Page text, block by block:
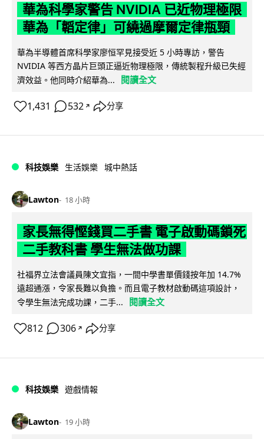
華為科學家警告 NVIDIA 已近物理極限
華為「韜定律」可繞過摩爾定律瓶頸
華為半導體首席科學家廖恒罕見接受近 5 小時專訪，警告
NVIDIA 等西方晶片巨頭正逼近物理極限，傳統製程升級已失經
濟效益。他同時介紹華為...
閱讀全文
1,431 532 ↗ 分享
科技娛樂 生活娛樂 城中熱話
Lawton 18 小時
家長無得慳錢買二手書 電子啟動碼鎖死
二手教科書 學生無法做功課
社福界立法會議員陳文宜指，一間中學書單價錢按年加 14.7%
遠超通漲，令家長難以負擔。而且電子教材啟動碼這項設計，
令學生無法完成功課，二手...
閱讀全文
812 306 ↗ 分享
科技娛樂 遊戲情報
Lawton 19 小時